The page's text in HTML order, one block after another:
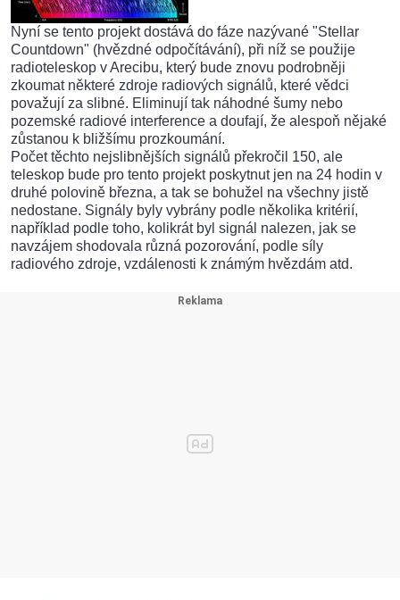
Nyní se tento projekt dostává do fáze nazývané "Stellar
Countdown" (hvězdné odpočítávání), při níž se použije
radioteleskop v Arecibu, který bude znovu podrobněji
zkoumat některé zdroje radiových signálů, které vědci
považují za slibné. Eliminují tak náhodné šumy nebo
pozemské radiové interference a doufají, že alespoň nějaké
zůstanou k bližšímu prozkoumání.
Počet těchto nejslibnějších signálů překročil 150, ale
teleskop bude pro tento projekt poskytnut jen na 24 hodin v
druhé polovině března, a tak se bohužel na všechny jistě
nedostane. Signály byly vybrány podle několika kritérií,
například podle toho, kolikrát byl signál nalezen, jak se
navzájem shodovala různá pozorování, podle síly
radiového zdroje, vzdálenosti k známým hvězdám atd.